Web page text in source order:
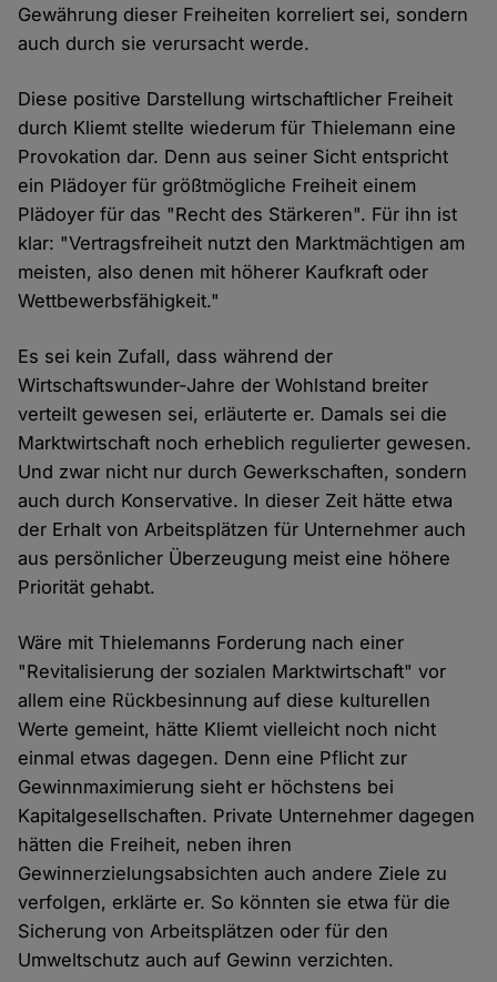
Gewährung dieser Freiheiten korreliert sei, sondern
auch durch sie verursacht werde.
Diese positive Darstellung wirtschaftlicher Freiheit
durch Kliemt stellte wiederum für Thielemann eine
Provokation dar. Denn aus seiner Sicht entspricht
ein Plädoyer für größtmögliche Freiheit einem
Plädoyer für das "Recht des Stärkeren". Für ihn ist
klar: "Vertragsfreiheit nutzt den Marktmächtigen am
meisten, also denen mit höherer Kaufkraft oder
Wettbewerbsfähigkeit."
Es sei kein Zufall, dass während der
Wirtschaftswunder-Jahre der Wohlstand breiter
verteilt gewesen sei, erläuterte er. Damals sei die
Marktwirtschaft noch erheblich regulierter gewesen.
Und zwar nicht nur durch Gewerkschaften, sondern
auch durch Konservative. In dieser Zeit hätte etwa
der Erhalt von Arbeitsplätzen für Unternehmer auch
aus persönlicher Überzeugung meist eine höhere
Priorität gehabt.
Wäre mit Thielemanns Forderung nach einer
"Revitalisierung der sozialen Marktwirtschaft" vor
allem eine Rückbesinnung auf diese kulturellen
Werte gemeint, hätte Kliemt vielleicht noch nicht
einmal etwas dagegen. Denn eine Pflicht zur
Gewinnmaximierung sieht er höchstens bei
Kapitalgesellschaften. Private Unternehmer dagegen
hätten die Freiheit, neben ihren
Gewinnerzielungsabsichten auch andere Ziele zu
verfolgen, erklärte er. So könnten sie etwa für die
Sicherung von Arbeitsplätzen oder für den
Umweltschutz auch auf Gewinn verzichten.